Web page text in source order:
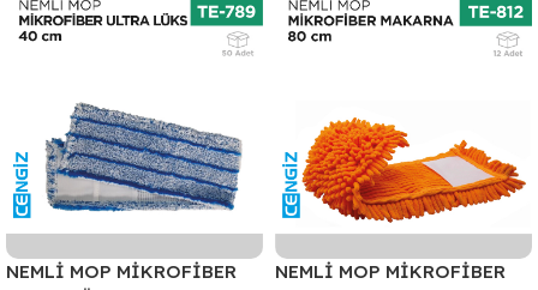
NEMLİ MOP MİKROFİBER
NEMLİ MOP MİKROFİBER